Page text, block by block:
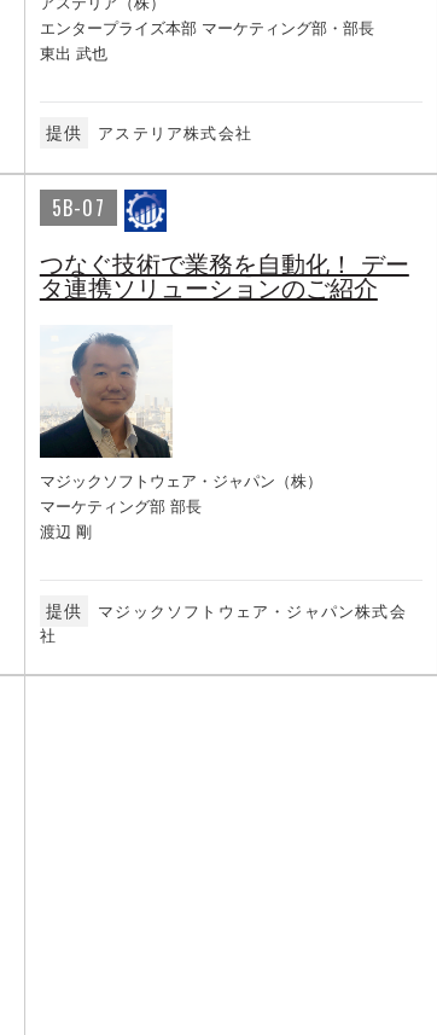
エンタープライズ本部 マーケティング部・部長
東出 武也
提供 アステリア株式会社
5B-07
つなぐ技術で業務を自動化！ デー
タ連携ソリューションのご紹介
マジックソフトウェア・ジャパン（株）
マーケティング部 部長
渡辺 剛
提供
マジックソフトウェア・ジャパン株式会
社